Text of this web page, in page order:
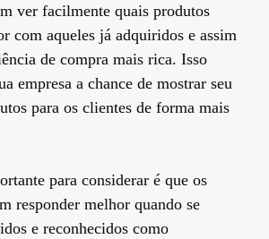
ver facilmente quais produtos
com aqueles já adquiridos e assim
de compra mais rica. Isso
empresa a chance de mostrar seu
para os clientes de forma mais
para considerar é que os
responder melhor quando se
e reconhecidos como